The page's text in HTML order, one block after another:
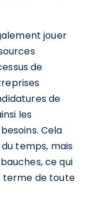
jouer
de
de
les
Cela
temps, mais
ce qui
terme de toute